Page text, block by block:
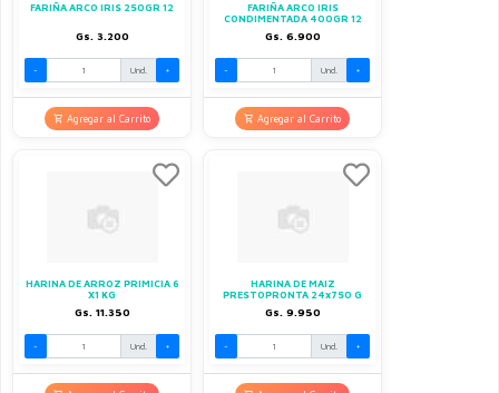
FARIÑA ARCO IRIS 250GR 12
Gs. 3.200
- Und. +
Agregar al Carrito
FARIÑA ARCO IRIS
CONDIMENTADA 400GR 12
Gs. 6.900
- Und. +
Agregar al Carrito
HARINA DE ARROZ PRIMICIA 6
X1 KG
Gs. 11.350
- Und. +
HARINA DE MAIZ
PRESTOPRONTA 24x750 G
Gs. 9.950
- Und. +